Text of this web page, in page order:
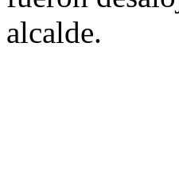
alcalde.